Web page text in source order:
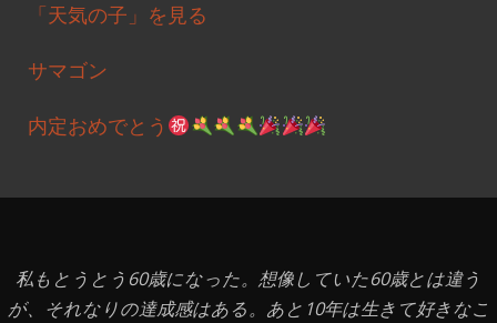
「天気の子」を見る
サマゴン
内定おめでとう
私もとうとう60歳になった。想像していた60歳とは違う
が、それなりの達成感はある。あと10年は生きて好きなこ